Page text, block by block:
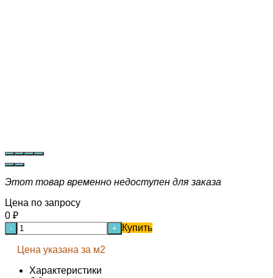
Этот товар временно недоступен для заказа
Цена по запросу
0 ₽
- + Купить
Цена указана за м2
Характеристики